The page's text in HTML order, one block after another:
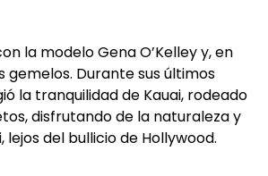
la modelo Gena O’Kelley y, en
gemelos. Durante sus últimos
la tranquilidad de Kauai, rodeado
disfrutando de la naturaleza y
lejos del bullicio de Hollywood.